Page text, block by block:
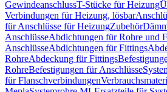
GewindeanschlussT-Stücke für Heizung
Verbindungen für Heizung, lösbar
für Anschlüsse für HeizungZubehör
AnschlüsseAbdichtungen für Rohre und
AnschlüsseAbdichtungen für Fittings
RohreAbdeckung für Fittings
RohreBefestigungen für Anschlüsse
für Flanschverbindungen